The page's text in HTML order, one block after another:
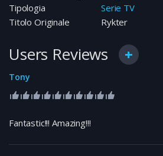
Tipologia
Serie TV
Titolo Originale
Rykter
Users Reviews
Tony
Fantastic!!! Amazing!!!